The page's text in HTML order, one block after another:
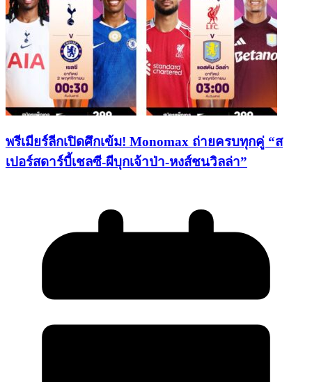
พรีเมียร์ลีกเปิดศึกเข้ม! Monomax ถ่ายครบทุกคู่ “ส
เปอร์สดาร์บี้เชลซี-ผีบุกเจ้าป่า-หงส์ชนวิลล่า”